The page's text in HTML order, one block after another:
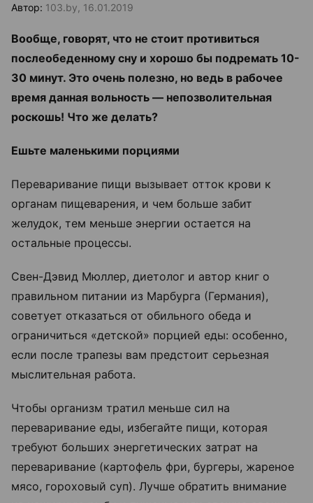
Автор: 103.by, 16.01.2019
Вообще, говорят, что не стоит противиться
послеобеденному сну и хорошо бы подремать 10-
30 минут. Это очень полезно, но ведь в рабочее
время данная вольность — непозволительная
роскошь! Что же делать?
Ешьте маленькими порциями
Переваривание пищи вызывает отток крови к
органам пищеварения, и чем больше забит
желудок, тем меньше энергии остается на
остальные процессы.
Свен-Дэвид Мюллер, диетолог и автор книг о
правильном питании из Марбурга (Германия),
советует отказаться от обильного обеда и
ограничиться «детской» порцией еды: особенно,
если после трапезы вам предстоит серьезная
мыслительная работа.
Чтобы организм тратил меньше сил на
переваривание еды, избегайте пищи, которая
требуют больших энергетических затрат на
переваривание (картофель фри, бургеры, жареное
мясо, гороховый суп). Лучше обратить внимание